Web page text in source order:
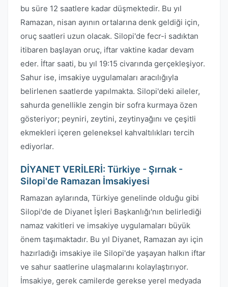
bu süre 12 saatlere kadar düşmektedir. Bu yıl
Ramazan, nisan ayının ortalarına denk geldiği için,
oruç saatleri uzun olacak. Silopi'de fecr-i sadıktan
itibaren başlayan oruç, iftar vaktine kadar devam
eder. İftar saati, bu yıl 19:15 civarında gerçekleşiyor.
Sahur ise, imsakiye uygulamaları aracılığıyla
belirlenen saatlerde yapılmakta. Silopi'deki aileler,
sahurda genellikle zengin bir sofra kurmaya özen
gösteriyor; peyniri, zeytini, zeytinyağını ve çeşitli
ekmekleri içeren geleneksel kahvaltılıkları tercih
ediyorlar.
DİYANET VERİLERİ: Türkiye - Şırnak -
Silopi'de Ramazan İmsakiyesi
Ramazan aylarında, Türkiye genelinde olduğu gibi
Silopi'de de Diyanet İşleri Başkanlığı'nın belirlediği
namaz vakitleri ve imsakiye uygulamaları büyük
önem taşımaktadır. Bu yıl Diyanet, Ramazan ayı için
hazırladığı imsakiye ile Silopi'de yaşayan halkın iftar
ve sahur saatlerine ulaşmalarını kolaylaştırıyor.
İmsakiye, gerek camilerde gerekse yerel medyada